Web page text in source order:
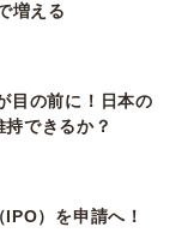
増える
目の前に！日本の
できるか？
）を申請へ！